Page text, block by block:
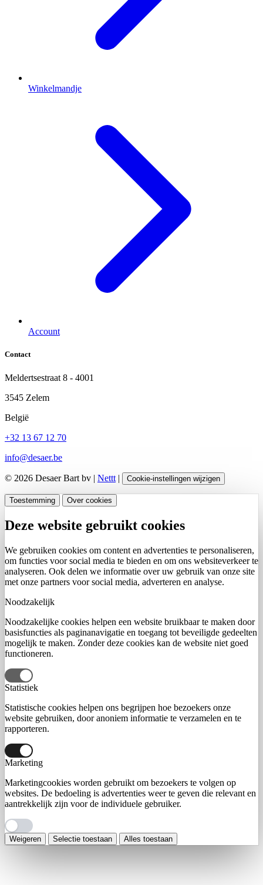
Winkelmandje
Account
Contact
Meldertsestraat 8 - 4001
3545 Zelem
België
+32 13 67 12 70
info@desaer.be
© 2026 Desaer Bart bv | Nettt | Cookie-instellingen wijzigen
Toestemming Over cookies
Deze website gebruikt cookies
We gebruiken cookies om content en advertenties te personaliseren,
om functies voor social media te bieden en om ons websiteverkeer te
analyseren. Ook delen we informatie over uw gebruik van onze site
met onze partners voor social media, adverteren en analyse.
Noodzakelijk
Noodzakelijke cookies helpen een website bruikbaar te maken door
basisfuncties als paginanavigatie en toegang tot beveiligde gedeelten
mogelijk te maken. Zonder deze cookies kan de website niet goed
functioneren.
Statistiek
Statistische cookies helpen ons begrijpen hoe bezoekers onze
website gebruiken, door anoniem informatie te verzamelen en te
rapporteren.
Marketing
Marketingcookies worden gebruikt om bezoekers te volgen op
websites. De bedoeling is advertenties weer te geven die relevant en
aantrekkelijk zijn voor de individuele gebruiker.
Weigeren Selectie toestaan Alles toestaan